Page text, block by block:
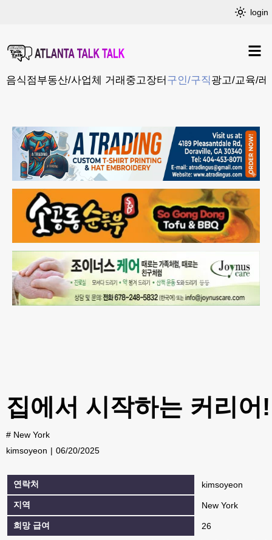
login
음식점부동산/사업체 거래 중고장터 구인/구직광고/교육/레
집에서 시작하는 커리
# New York
kimsoyeon
06/20/2025
연락처 kimsoyeon
지역 New York
희망 급여 26